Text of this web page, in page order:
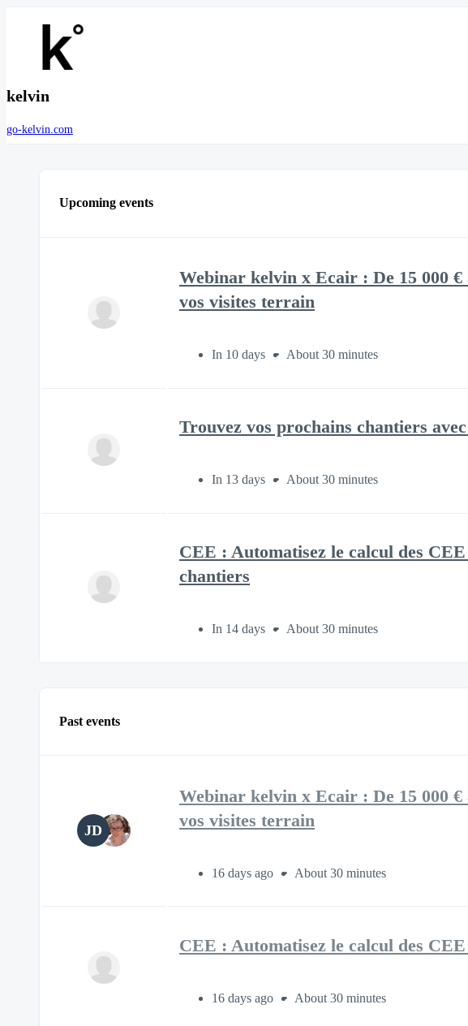
kelvin
go-kelvin.com
Upcoming events
Webinar kelvin x Ecair : De 15 000 €
vos visites terrain
In 10 days About 30 minutes
Trouvez vos prochains chantiers
In 13 days About 30 minutes
CEE : Automatisez le calcul des
chantiers
In 14 days About 30 minutes
Past events
JD
Webinar kelvin x Ecair : De 15 000 €
vos visites terrain
16 days ago About 30 minutes
CEE : Automatisez le calcul des
16 days ago About 30 minutes